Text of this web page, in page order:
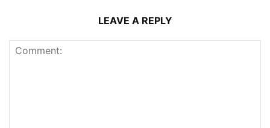
LEAVE A REPLY